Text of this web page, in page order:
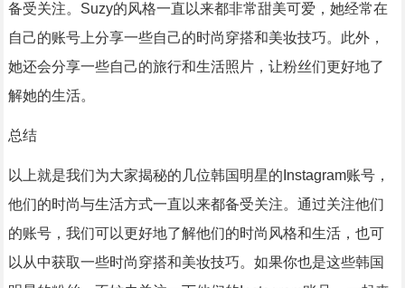
备受关注。Suzy的风格一直以来都非常甜美可爱，她经常在
自己的账号上分享一些自己的时尚穿搭和美妆技巧。此外，
她还会分享一些自己的旅行和生活照片，让粉丝们更好地了
解她的生活。
总结
以上就是我们为大家揭秘的几位韩国明星的Instagram账号，
他们的时尚与生活方式一直以来都备受关注。通过关注他们
的账号，我们可以更好地了解他们的时尚风格和生活，也可
以从中获取一些时尚穿搭和美妆技巧。如果你也是这些韩国